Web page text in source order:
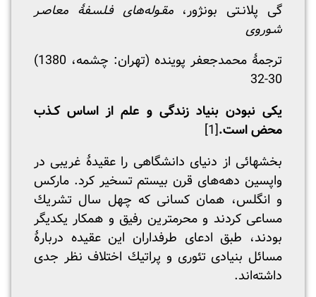
گی پلانـتی بونژور،مقـوله‌های فـلسـفۀ معاصـر
شـوروی
ترجمۀ محمدجعفر پوینده (تهران: چشمه، 1380)
30-32
یکی نبودن بنیاد زندگی و علم از اساس کـذب
محض است.[1]
بخشهائی از دنیای دانشگاهی را عقیدۀ غریبی در
واپسین دهه‌های قرن بیستم تسخیر کرد. مارکس
و انگلس، همان کسانی که چهل سال تشریك
مساعی کردند و محرمترین رفیق و همکار یکدیگر
بودند، طبق ادعای طرفداران این عقیده دربارۀ
مسائل بنیادی تئوری و پراتیك اختلاف نظر جدی
داشته‌اند.